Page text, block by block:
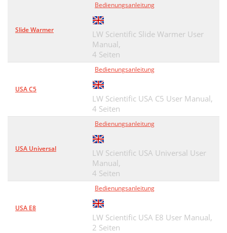
Slide Warmer
Bedienungsanleitung
LW Scientific Slide Warmer User
Manual,
4 Seiten
USA C5
Bedienungsanleitung
LW Scientific USA C5 User Manual,
4 Seiten
USA Universal
Bedienungsanleitung
LW Scientific USA Universal User
Manual,
4 Seiten
USA E8
Bedienungsanleitung
LW Scientific USA E8 User Manual,
2 Seiten